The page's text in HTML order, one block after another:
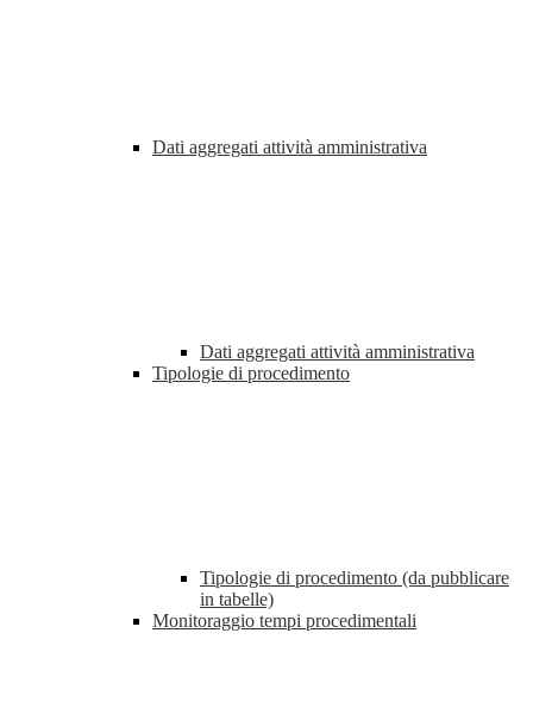
Dati aggregati attività amministrativa
Dati aggregati attività amministrativa
Tipologie di procedimento
Tipologie di procedimento (da pubblicare
in tabelle)
Monitoraggio tempi procedimentali